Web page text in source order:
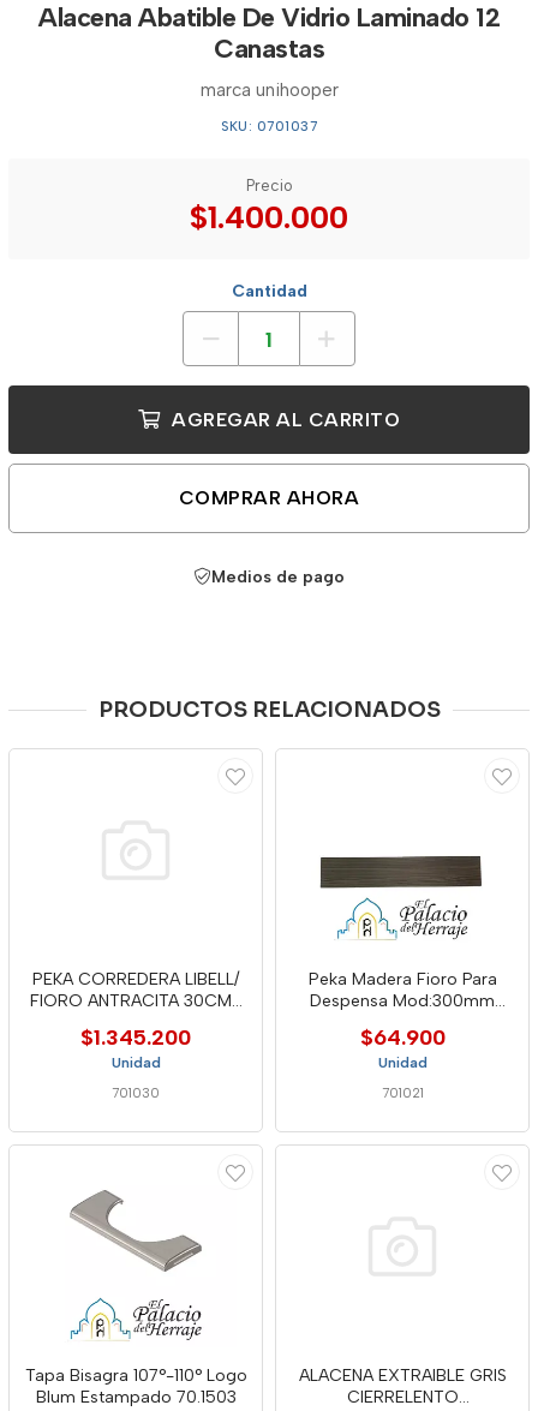
Alacena Abatible De Vidrio Laminado 12
Canastas
marca unihooper
SKU: 0701037
Precio
$1.400.000
Cantidad
AGREGAR AL CARRITO
COMPRAR AHORA
Medios de pago
PRODUCTOS RELACIONADOS
PEKA CORREDERA LIBELL/
FIORO ANTRACITA 30CMS
$1.345.200
Unidad
701030
Peka Madera Fioro Para
Despensa Mod:300mm
$64.900
Unidad
701021
Tapa Bisagra 107°-110° Logo
Blum Estampado 70.1503
ALACENA EXTRAIBLE GRIS
CIERRELENTO